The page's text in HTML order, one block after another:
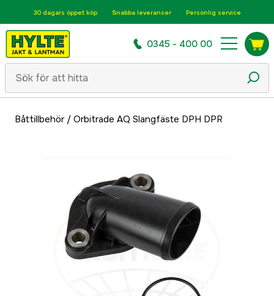
30 dagars öppet köp Snabba leveranser Personlig service
0345 - 400 00
Båttillbehör/ Orbitrade AQ Slangfäste DPH DPR